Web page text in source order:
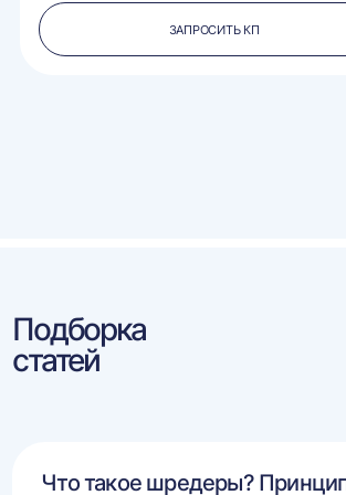
ЗАПРОСИТЬ КП
Подборка
статей
Что такое шредеры?